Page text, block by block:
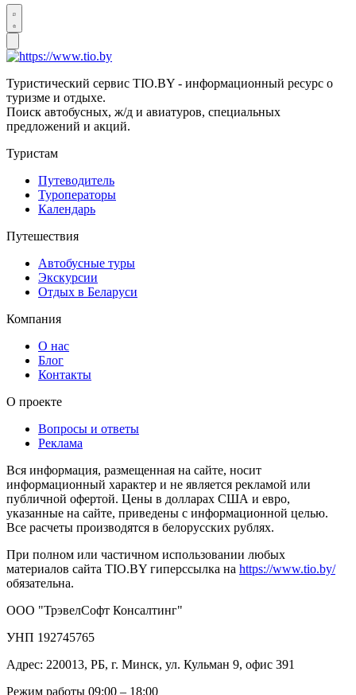
Туристический сервис TIO.BY - информационный ресурс о
туризме и отдыхе.
Поиск автобусных, ж/д и авиатуров, специальных
предложений и акций.
Туристам
Путеводитель
Туроператоры
Календарь
Путешествия
Автобусные туры
Экскурсии
Отдых в Беларуси
Компания
О нас
Блог
Контакты
О проекте
Вопросы и ответы
Реклама
Вся информация, размещенная на сайте, носит
информационный характер и не является рекламой или
публичной офертой. Цены в долларах США и евро,
указанные на сайте, приведены с информационной целью.
Все расчеты производятся в белорусских рублях.
При полном или частичном использовании любых
материалов сайта TIO.BY гиперссылка на https://www.tio.by/
обязательна.
ООО "ТрэвелСофт Консалтинг"
УНП 192745765
Адрес: 220013, РБ, г. Минск, ул. Кульман 9, офис 391
Режим работы 09:00 – 18:00